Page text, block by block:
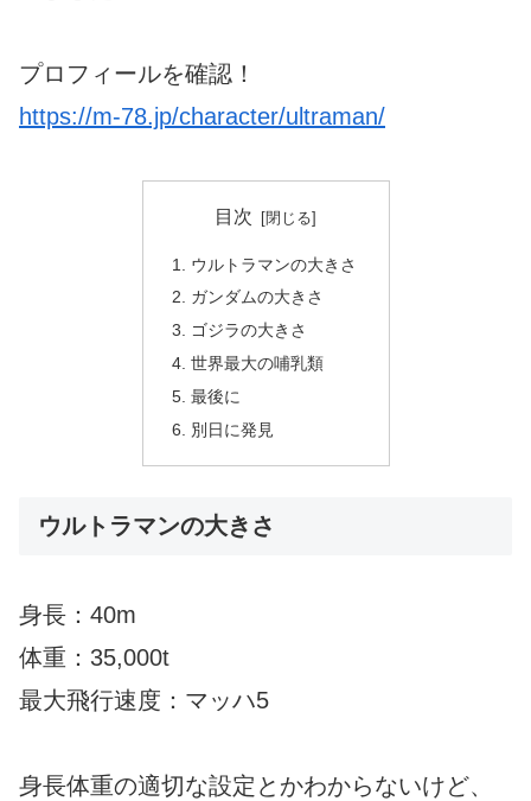
プロフィールを確認！
https://m-78.jp/character/ultraman/
目次
ウルトラマンの大きさ
ガンダムの大きさ
ゴジラの大きさ
世界最大の哺乳類
最後に
別日に発見
ウルトラマンの大きさ
身長：40m
体重：35,000t
最大飛行速度：マッハ5
身長体重の適切な設定とかわからないけど、